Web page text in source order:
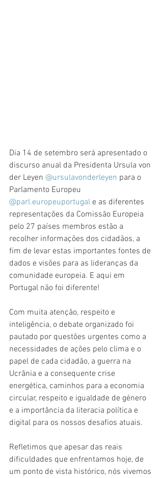
Dia 14 de setembro será apresentado o
discurso anual da Presidenta Ursula von
der Leyen @ursulavonderleyen para o
Parlamento Europeu
@parl.europeuportugal e as diferentes
representações da Comissão Europeia
pelo 27 países membros estão a
recolher informações dos cidadãos, a
fim de levar estas importantes fontes de
dados e visões para as lideranças da
comunidade europeia. E aqui em
Portugal não foi diferente!
Com muita atenção, respeito e
inteligência, o debate organizado foi
pautado por questões urgentes como a
necessidades de ações pelo clima e o
papel de cada cidadão, a guerra na
Ucrânia e a consequente crise
energética, caminhos para a economia
circular, respeito e igualdade de género
e a importância da literacia política e
digital para os nossos desafios atuais.
Refletimos que apesar das reais
dificuldades que enfrentamos hoje, de
um ponto de vista histórico, nós vivemos